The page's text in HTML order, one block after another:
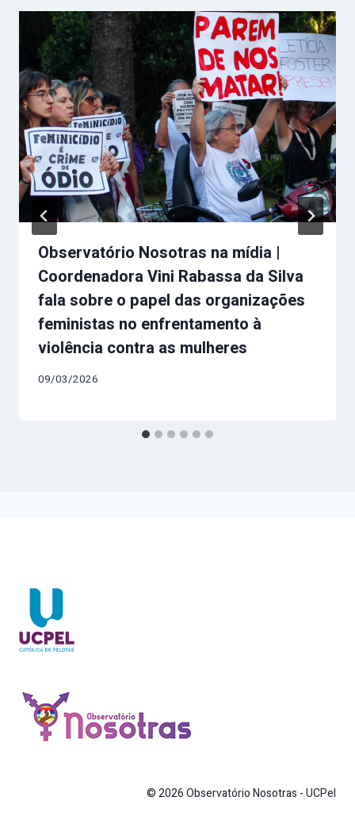
Observatório Nosotras na mídia |
Coordenadora Vini Rabassa da Silva
fala sobre o papel das organizações
feministas no enfrentamento à
violência contra as mulheres
09/03/2026
© 2026 Observatório Nosotras - UCPel